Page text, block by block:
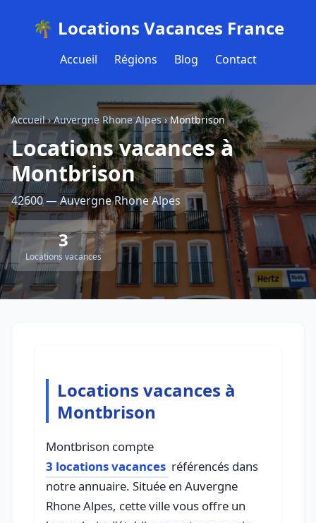
🌴 Locations Vacances France
Accueil Régions Blog Contact
Accueil›Auvergne Rhone Alpes›Montbrison
Locations vacances à
Montbrison
42600 — Auvergne Rhone Alpes
3
Locations vacances
Locations vacances à
Montbrison
Montbrison compte
3 locations vacances référencés dans
notre annuaire. Située en Auvergne
Rhone Alpes, cette ville vous offre un